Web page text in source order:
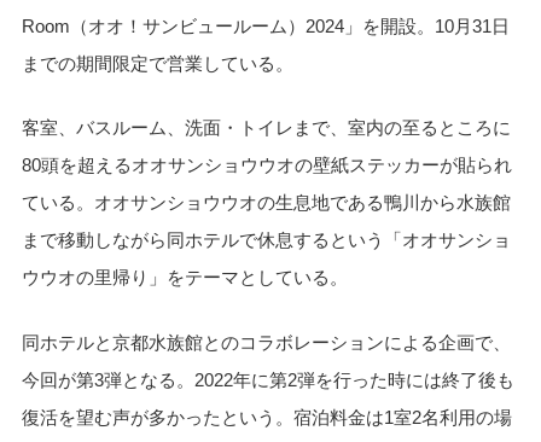
Room（オオ！サンビュールーム）2024」を開設。10月31日
までの期間限定で営業している。
客室、バスルーム、洗面・トイレまで、室内の至るところに
80頭を超えるオオサンショウウオの壁紙ステッカーが貼られ
ている。オオサンショウウオの生息地である鴨川から水族館
まで移動しながら同ホテルで休息するという「オオサンショ
ウウオの里帰り」をテーマとしている。
同ホテルと京都水族館とのコラボレーションによる企画で、
今回が第3弾となる。2022年に第2弾を行った時には終了後も
復活を望む声が多かったという。宿泊料金は1室2名利用の場